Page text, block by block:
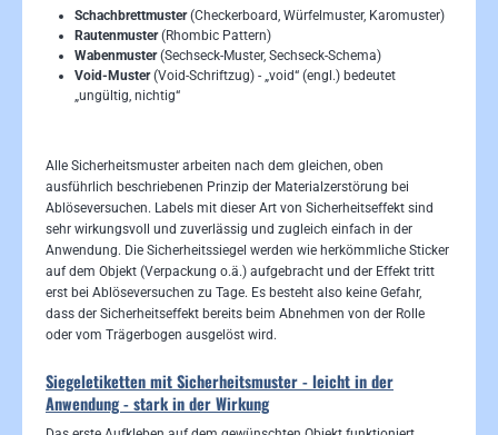
Schachbrettmuster (Checkerboard, Würfelmuster, Karomuster)
Rautenmuster(Rhombic Pattern)
Wabenmuster (Sechseck-Muster, Sechseck-Schema)
Void-Muster (Void-Schriftzug) - „void“ (engl.) bedeutet
„ungültig, nichtig“
Alle Sicherheitsmuster arbeiten nach dem gleichen, oben
ausführlich beschriebenen Prinzip der Materialzerstörung bei
Ablöseversuchen. Labels mit dieser Art von Sicherheitseffekt sind
sehr wirkungsvoll und zuverlässig und zugleich einfach in der
Anwendung. Die Sicherheitssiegel werden wie herkömmliche Sticker
auf dem Objekt (Verpackung o.ä.) aufgebracht und der Effekt tritt
erst bei Ablöseversuchen zu Tage. Es besteht also keine Gefahr,
dass der Sicherheitseffekt bereits beim Abnehmen von der Rolle
oder vom Trägerbogen ausgelöst wird.
Siegeletiketten mit Sicherheitsmuster - leicht in der
Anwendung - stark in der Wirkung